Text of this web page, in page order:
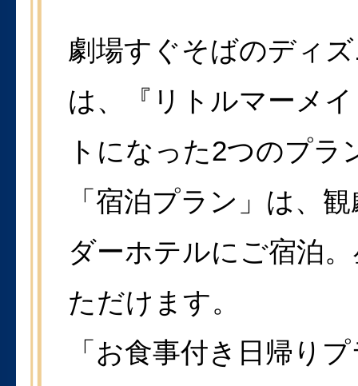
劇場すぐそばのディ
は、『リトルマーメ
トになった2つのプラ
「宿泊プラン」は、
ダーホテルにご宿泊
ただけます。
「お食事付き日帰り